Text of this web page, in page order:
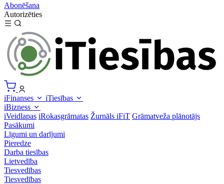
Abonēšana
Autorizēties
iFinanses
iTiesības
iBizness
iVeidlapas iRokasgrāmatas Žurnāls iFiT Grāmatveža plānotājs
Pasākumi
Līgumi un darījumi
Pieredze
Darba tiesības
Lietvedība
Tiesvedības
Tiesvedības